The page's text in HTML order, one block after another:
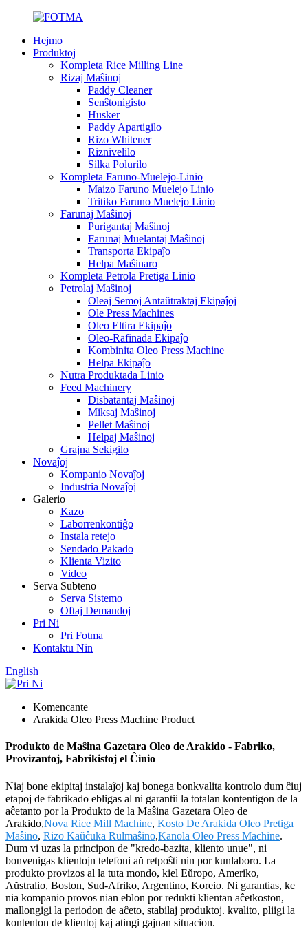
Hejmo
Produktoj
Kompleta Rice Milling Line
Rizaj Maŝinoj
Paddy Cleaner
Senŝtonigisto
Husker
Paddy Apartigilo
Rizo Whitener
Riznivelilo
Silka Polurilo
Kompleta Faruno-Muelejo-Linio
Maizo Faruno Muelejo Linio
Tritiko Faruno Muelejo Linio
Farunaj Maŝinoj
Purigantaj Maŝinoj
Farunaj Muelantaj Maŝinoj
Transporta Ekipaĵo
Helpa Maŝinaro
Kompleta Petrola Pretiga Linio
Petrolaj Maŝinoj
Oleaj Semoj Antaŭtraktaj Ekipaĵoj
Ole Press Machines
Oleo Eltira Ekipaĵo
Oleo-Rafinada Ekipaĵo
Kombinita Oleo Press Machine
Helpa Ekipaĵo
Nutra Produktada Linio
Feed Machinery
Disbatantaj Maŝinoj
Miksaj Maŝinoj
Pellet Maŝinoj
Helpaj Maŝinoj
Grajna Sekigilo
Novaĵoj
Kompanio Novaĵoj
Industria Novaĵoj
Galerio
Kazo
Laborrenkontiĝo
Instala retejo
Sendado Pakado
Klienta Vizito
Video
Serva Subteno
Serva Sistemo
Oftaj Demandoj
Pri Ni
Pri Fotma
Kontaktu Nin
English
Komencante
Arakida Oleo Press Machine Product
Produkto de Maŝina Gazetara Oleo de Arakido - Fabriko,
Provizantoj, Fabrikistoj el Ĉinio
Niaj bone ekipitaj instalaĵoj kaj bonega bonkvalita kontrolo dum ĉiuj
etapoj de fabrikado ebligas al ni garantii la totalan kontentigon de la
aĉetanto por la Produkto de la Maŝina Gazetara Oleo de
Arakido,Nova Rice Mill Machine, Kosto De Arakida Oleo Pretiga
Maŝino, Rizo Kaŭĉuka Rulmaŝino,Kanola Oleo Press Machine.
Dum vi uzas la principon de "kredo-bazita, kliento unue", ni
bonvenigas klientojn telefoni aŭ retpoŝti nin por kunlaboro. La
produkto provizos al la tuta mondo, kiel Eŭropo, Ameriko,
Aŭstralio, Boston, Sud-Afriko, Argentino, Koreio. Ni garantias, ke
nia kompanio provos nian eblon por redukti klientan aĉetkoston,
mallongigi la periodon de aĉeto, stabilaj produktoj. kvalito, pliigi la
kontenton de klientoj kaj atingi gajnan situacion.